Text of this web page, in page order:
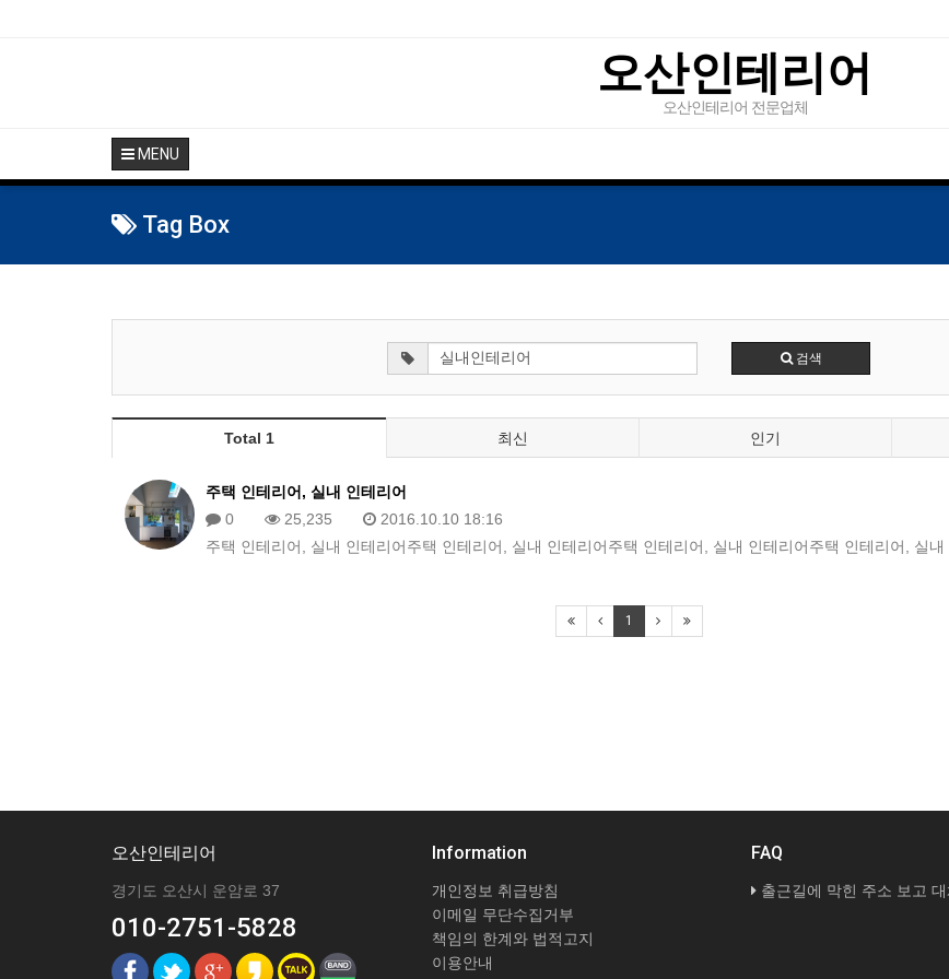
오산인테리어
오산인테리어 전문업체
MENU
Tag Box
검색
Total 1 최신 인기
주택 인테리어, 실내 인테리어
0
25,235
2016.10.10 18:16
주택 인테리어, 실내 인테리어주택 인테리어, 실내 인테리어주택 인테리어, 실내 인테리어주택 인테리어, 실
1
오산인테리어
경기도 오산시 운암로 37
010-2751-5828
Information
개인정보 취급방침
이메일 무단수집거부
책임의 한계와 법적고지
이용안내
FAQ
출근길에 막힌 주소 보고 대체주소 검증 다시